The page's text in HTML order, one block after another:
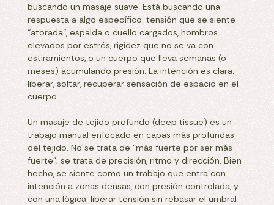
buscando un masaje suave. Está buscando una
respuesta a algo específico: tensión que se siente
“atorada”, espalda o cuello cargados, hombros
elevados por estrés, rigidez que no se va con
estiramientos, o un cuerpo que lleva semanas (o
meses) acumulando presión. La intención es clara:
liberar, soltar, recuperar sensación de espacio en el
cuerpo.
Un masaje de tejido profundo (deep tissue) es un
trabajo manual enfocado en capas más profundas
del tejido. No se trata de “más fuerte por ser más
fuerte”; se trata de precisión, ritmo y dirección. Bien
hecho, se siente como un trabajo que entra con
intención a zonas densas, con presión controlada, y
con una lógica: liberar tensión sin rebasar el umbral